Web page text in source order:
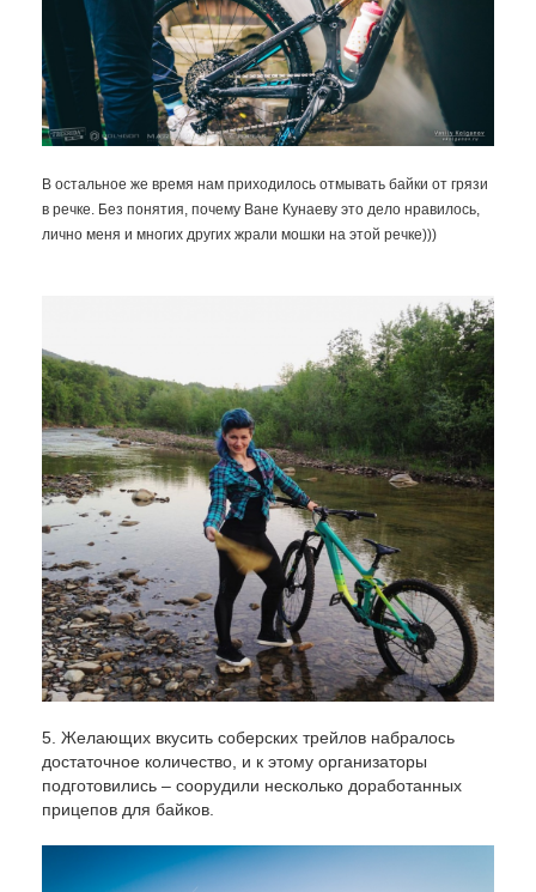
В остальное же время нам приходилось отмывать байки от грязи
в речке. Без понятия, почему Ване Кунаеву это дело нравилось,
лично меня и многих других жрали мошки на этой речке)))
5. Желающих вкусить соберских трейлов набралось
достаточное количество, и к этому организаторы
подготовились – соорудили несколько доработанных
прицепов для байков.